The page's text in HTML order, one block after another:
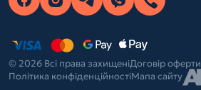
© 2026 Всі права захищеніДоговір оферти
Політика конфіденційностіМапа сайту